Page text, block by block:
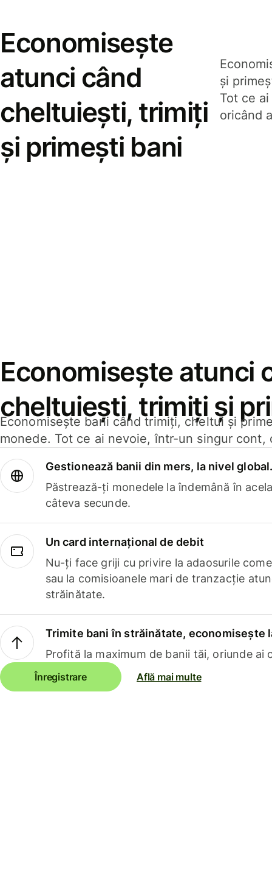
Economisește
atunci când
cheltuiești, trimiți
și primești bani
și
Tot ce
oricând
Economisește atunci
cheltuiești, trimiți și
Economisește bani când trimiți, cheltui și
monede. Tot ce ai nevoie, într-un singur cont,
Gestionează banii din mers, la nivel
Păstrează-ți monedele la îndemână în
câteva secunde.
Un card internațional de debit
Nu-ți face griji cu privire la adaosurile
sau la comisioanele mari de tranzacție
străinătate.
Trimite bani în străinătate, economisește
Profită la maximum de banii tăi, oriunde ai
Înregistrare Află mai multe